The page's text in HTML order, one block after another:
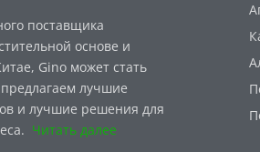
поставщика
основе и
Gino может стать
лучшие
и лучшие решения для
Читать далее